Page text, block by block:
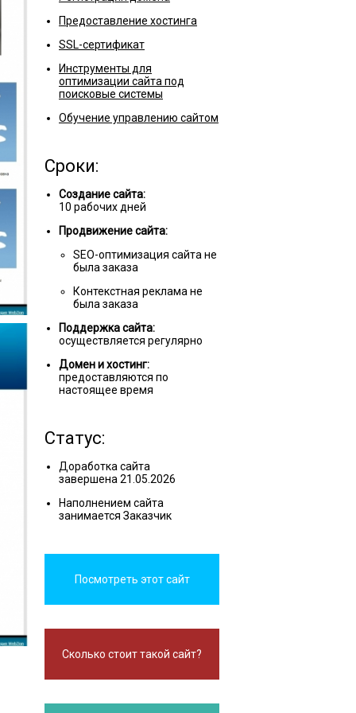
Предоставление хостинга
SSL-сертификат
Инструменты для
оптимизации сайта под
поисковые системы
Обучение управлению сайтом
Сроки:
Создание сайта:
10 рабочих дней
Продвижение сайта:
SEO-оптимизация сайта не
была заказа
Контекстная реклама не
была заказа
Поддержка сайта:
осуществляется регулярно
Домен и хостинг:
предоставляются по
настоящее время
Статус:
Доработка сайта
завершена 21.05.2026
Наполнением сайта
занимается Заказчик
Посмотреть этот сайт
Сколько стоит такой сайт?